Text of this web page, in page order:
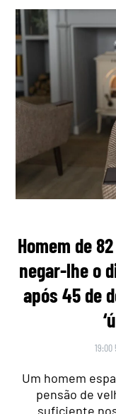
Homem de
negar-lhe o
após 45 de
19:00
Um homem
pensão de
suficiente